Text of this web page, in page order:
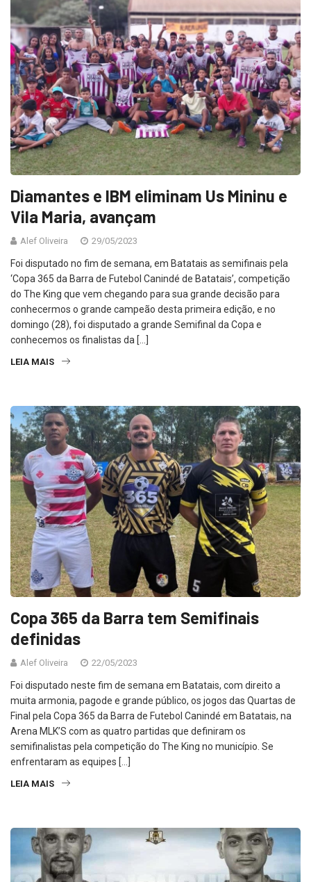
Diamantes e IBM eliminam Us Mininu e
Vila Maria, avançam
Alef Oliveira 29/05/2023
Foi disputado no fim de semana, em Batatais as semifinais pela
‘Copa 365 da Barra de Futebol Canindé de Batatais’, competição
do The King que vem chegando para sua grande decisão para
conhecermos o grande campeão desta primeira edição, e no
domingo (28), foi disputado a grande Semifinal da Copa e
conhecemos os finalistas da […]
LEIA MAIS
Copa 365 da Barra tem Semifinais
definidas
Alef Oliveira 22/05/2023
Foi disputado neste fim de semana em Batatais, com direito a
muita armonia, pagode e grande público, os jogos das Quartas de
Final pela Copa 365 da Barra de Futebol Canindé em Batatais, na
Arena MLK’S com as quatro partidas que definiram os
semifinalistas pela competição do The King no município. Se
enfrentaram as equipes […]
LEIA MAIS